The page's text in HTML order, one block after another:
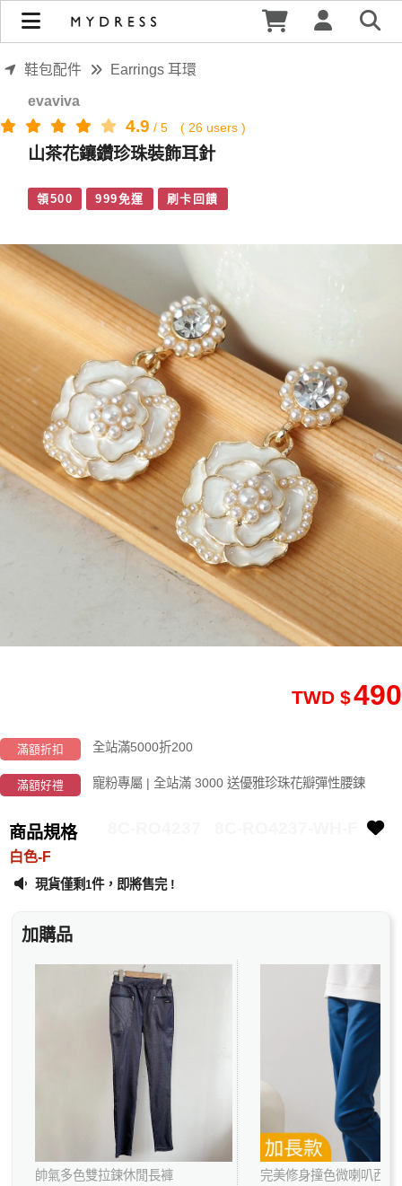
山茶花鑲鑽珍珠裝飾耳針 | MYDRESS 時裳韓風
鞋包配件 Earrings 耳環
evaviva
4.9 / 5 ( 26 users )
山茶花鑲鑽珍珠裝飾耳針
領500 999免運 刷卡回饋
490
TWD $
滿額折扣 全站滿5000折200
滿額好禮 寵粉專屬 | 全站滿 3000 送優雅珍珠花瓣彈性腰鍊
商品規格
白色-F
現貨僅剩1件，即將售完 !
加購品
帥氣多色雙拉鍊休閒長褲 完美修身撞色微喇叭西裝